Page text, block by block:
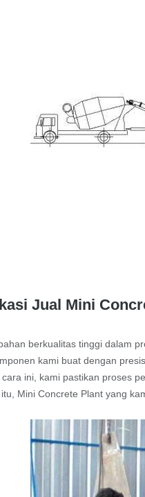
Jual Mini
berkualitas tinggi dalam
kami buat dengan
ini, kami pastikan proses
Mini Concrete Plant yang